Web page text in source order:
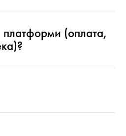
платформи (оплата,